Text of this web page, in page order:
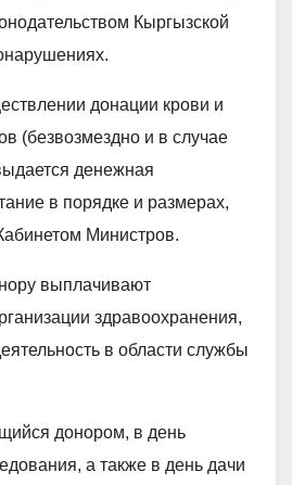
Кыргызской
донации крови и
(безвозмездно и в случае
денежная
в порядке и размерах,
Министров.
выплачивают
здравоохранения,
в области службы
донором, в день
а также в день дачи